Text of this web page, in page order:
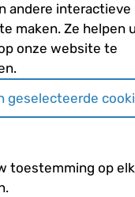
is in
Om vast te
termijn zal veelvuldig
verblijf nodig zijn.
andere interactieve
maken. Ze helpen
onze website te
geselecteerde
toestemming op